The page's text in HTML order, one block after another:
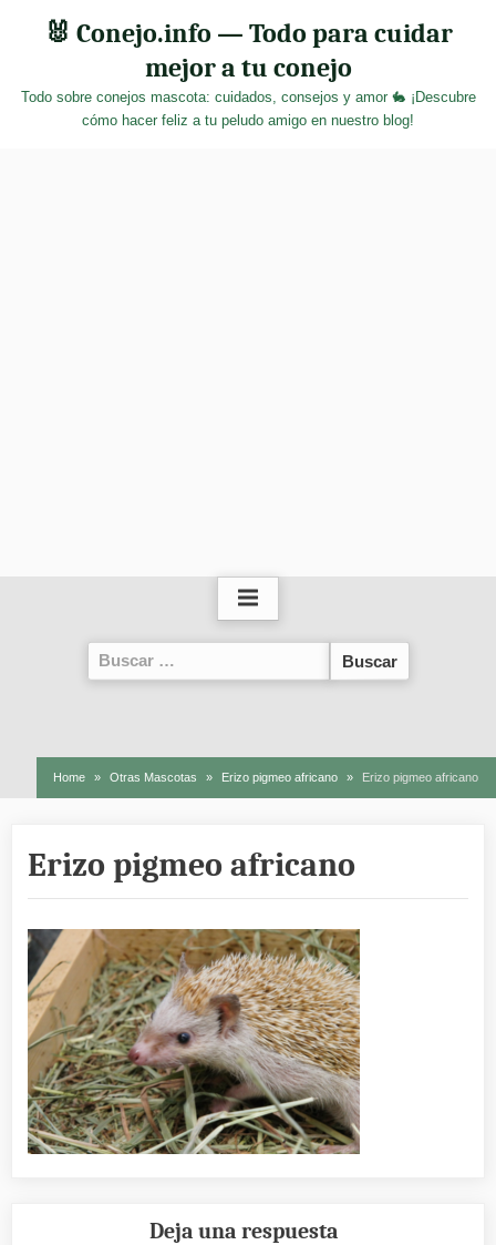
🐰 Conejo.info — Todo para cuidar
mejor a tu conejo
Todo sobre conejos mascota: cuidados, consejos y amor 🐇 ¡Descubre
cómo hacer feliz a tu peludo amigo en nuestro blog!
Buscar:
Home Otras Mascotas Erizo pigmeo africano Erizo pigmeo africano
Erizo pigmeo africano
Deja una respuesta